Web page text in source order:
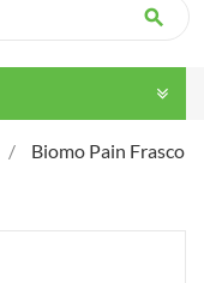
search
Biomo Pain Frasco